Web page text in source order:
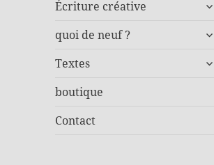
Écriture créative
quoi de neuf ?
Textes
boutique
Contact